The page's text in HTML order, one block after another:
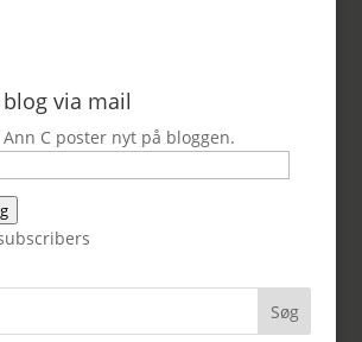
via mail
C poster nyt på bloggen.